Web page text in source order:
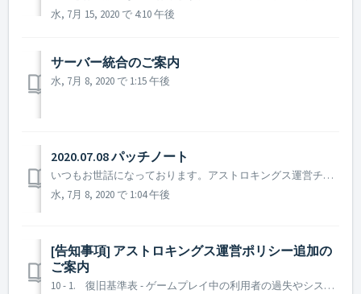
水, 7月 15, 2020 で 4:10 午後
サーバー統合のご案内
水, 7月 8, 2020 で 1:15 午後
2020.07.08 パッチノート
いつもお世話になっております。アストロキングス運営チームです。 7月8日に行われたパッチノートについてご案内致します。 ▶️ 7月8日パッチノート - アーティファクト使用後の再使用待機時間が正常に表記されない不具合修正 (再使用待機時間の表記のみが正常に表記されていないだけであ...
水, 7月 8, 2020 で 1:04 午後
[告知事項] アストロキングス運営ポリシー追加の
ご案内
10 - 1. 復旧基準表 - ゲームプレイ中の利用者の過失やシステムの不具合により発生する損失の復旧は、以下の復旧基準表に従います。 - 基準表に記載されていない事項についてはアストロキングス運営ポリシー「10．復旧ポリシー」により復旧の可否や範囲を決定します。 アカウント ...